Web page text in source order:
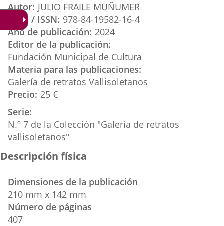
externa.
Autor JULIO FRAILE MUÑUMER
ISBN / ISSN 978-84-19582-16-4
Año de publicación 2024
Editor de la publicación
Fundación Municipal de Cultura
Materia para las publicaciones
Galería de retratos Vallisoletanos
Precio 25 €
Serie
N.º 7 de la Colección "Galería de retratos
vallisoletanos"
Descripción física
Dimensiones de la publicación
210 mm x 142 mm
Número de páginas
407